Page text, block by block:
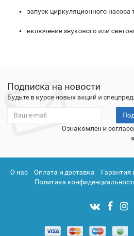
запуск циркуляционного насоса
включение звукового или
Подписка на новости
Будьте в курсе новых акций и
Ознакомлен и
О нас Оплата и доставка Гарантия
Политика